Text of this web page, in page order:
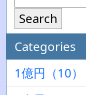
Search
Categories
1億円（10）